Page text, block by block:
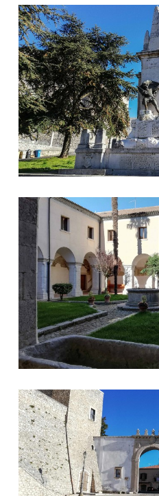
© sistemairpinia
© sistemairpinia
© sistemairpinia